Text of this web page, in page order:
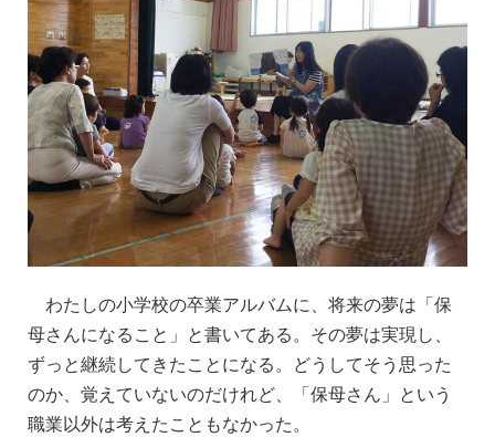
わたしの小学校の卒業アルバムに、将来の夢は「保
母さんになること」と書いてある。その夢は実現し、
ずっと継続してきたことになる。どうしてそう思った
のか、覚えていないのだけれど、「保母さん」という
職業以外は考えたこともなかった。